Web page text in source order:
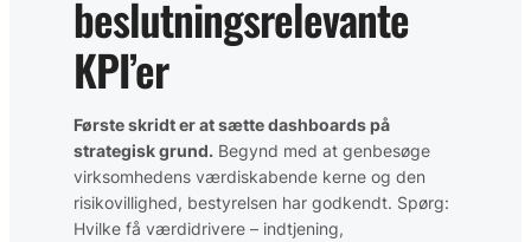
beslutningsrelevante
KPI’er
Første skridt er at sætte dashboards på
strategisk grund. Begynd med at genbesøge
virksomhedens værdiskabende kerne og den
risikovillighed, bestyrelsen har godkendt. Spørg:
Hvilke få værdidrivere – indtjening,